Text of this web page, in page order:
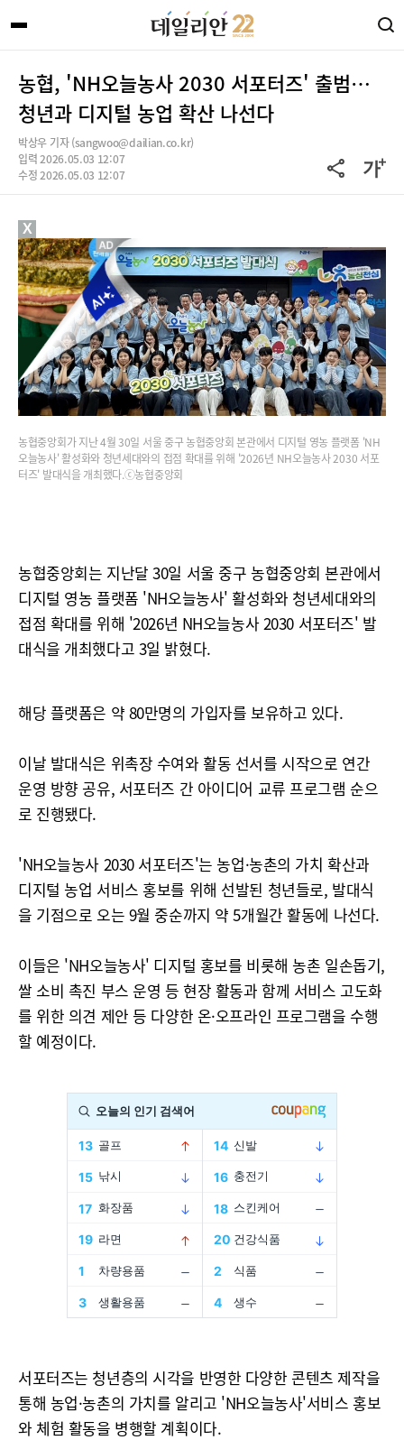
농협, 'NH오늘농사 2030 서포터즈' 출범…
청년과 디지털 농업 확산 나선다
박상우 기자 (sangwoo@dailian.co.kr)
입력 2026.05.03 12:07
수정 2026.05.03 12:07
농협중앙회가 지난 4월 30일 서울 중구 농협중앙회 본관에서 디지털 영농 플랫폼 'NH
오늘농사' 활성화와 청년세대와의 접점 확대를 위해 '2026년 NH오늘농사 2030 서포
터즈' 발대식을 개최했다.ⓒ농협중앙회
농협중앙회는 지난달 30일 서울 중구 농협중앙회 본관에서
디지털 영농 플랫폼 'NH오늘농사' 활성화와 청년세대와의
접점 확대를 위해 '2026년 NH오늘농사 2030 서포터즈' 발
대식을 개최했다고 3일 밝혔다.
해당 플랫폼은 약 80만명의 가입자를 보유하고 있다.
이날 발대식은 위촉장 수여와 활동 선서를 시작으로 연간
운영 방향 공유, 서포터즈 간 아이디어 교류 프로그램 순으
로 진행됐다.
'NH오늘농사 2030 서포터즈'는 농업·농촌의 가치 확산과
디지털 농업 서비스 홍보를 위해 선발된 청년들로, 발대식
을 기점으로 오는 9월 중순까지 약 5개월간 활동에 나선다.
이들은 'NH오늘농사' 디지털 홍보를 비롯해 농촌 일손돕기,
쌀 소비 촉진 부스 운영 등 현장 활동과 함께 서비스 고도화
를 위한 의견 제안 등 다양한 온·오프라인 프로그램을 수행
할 예정이다.
서포터즈는 청년층의 시각을 반영한 다양한 콘텐츠 제작을
통해 농업·농촌의 가치를 알리고 'NH오늘농사'서비스 홍보
와 체험 활동을 병행할 계획이다.
X